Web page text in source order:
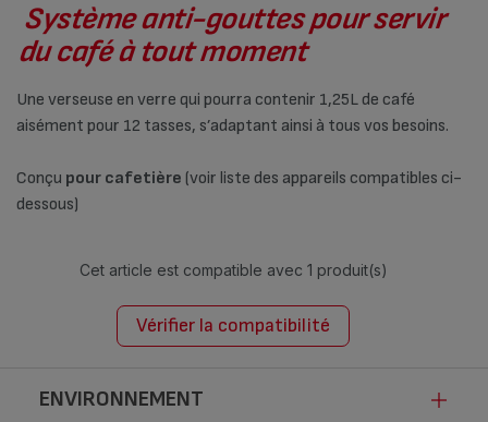
Système anti-gouttes pour servir
du café à tout moment
Une verseuse en verre qui pourra contenir 1,25L de café
aisément pour 12 tasses, s’adaptant ainsi à tous vos besoins.
Conçu pour cafetière (voir liste des appareils compatibles ci-
dessous)
Cet article est compatible avec 1 produit(s)
Vérifier la compatibilité
ENVIRONNEMENT